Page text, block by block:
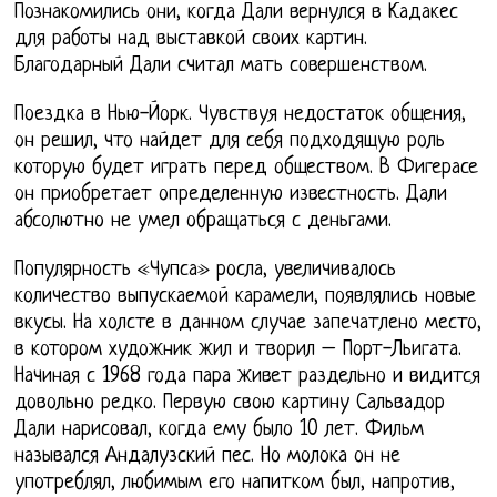
Познакомились они, когда Дали вернулся в Кадакес
для работы над выставкой своих картин.
Благодарный Дали считал мать совершенством.
Поездка в Нью-Йорк. Чувствуя недостаток общения,
он решил, что найдет для себя подходящую роль
которую будет играть перед обществом. В Фигерасе
он приобретает определенную известность. Дали
абсолютно не умел обращаться с деньгами.
Популярность «Чупса» росла, увеличивалось
количество выпускаемой карамели, появлялись новые
вкусы. На холсте в данном случае запечатлено место,
в котором художник жил и творил – Порт-Льигата.
Начиная с 1968 года пара живет раздельно и видится
довольно редко. Первую свою картину Сальвадор
Дали нарисовал, когда ему было 10 лет. Фильм
назывался Андалузский пес. Но молока он не
употреблял, любимым его напитком был, напротив,